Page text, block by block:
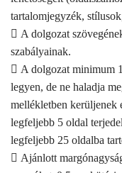
tartalomjegyzék,
 A dolgozat
szabályainak.
 A dolgozat minimum
legyen, de ne haladja
mellékletben kerüljenek
legfeljebb 5 oldal
legfeljebb 25 oldalba
 Ajánlott